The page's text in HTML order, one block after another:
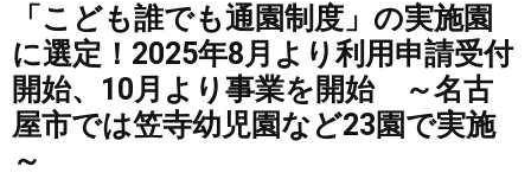
「こども誰でも通園制度」の実施園
に選定！2025年8月より利用申請受付
開始、10月より事業を開始 ～名古
屋市では笠寺幼児園など23園で実施
～